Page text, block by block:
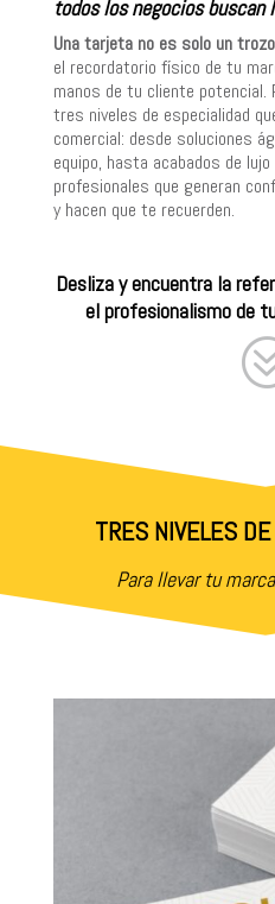
todos los negocios buscan
Una tarjeta no es solo un
el recordatorio físico de tu
manos de tu cliente potencial.
tres niveles de especialidad
comercial: desde soluciones
equipo, hasta acabados de
profesionales que generan
y hacen que te recuerden.
Desliza y encuentra la
el profesionalismo de
TRES NIVELES
Para llevar tu